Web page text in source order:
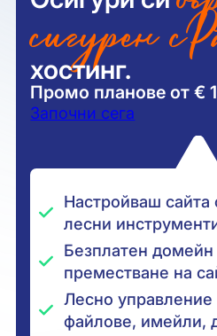
сигурен
хостинг.
Промо планове от €
Започни сега
Настройваш сайта
лесни
Безплатен домейн
преместване на
Лесно
файлове, имейли,